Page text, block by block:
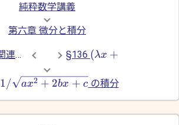
純粋数学講義
第六章 微分と積分
§134 円錐曲線で関連付いた変数の積分 §136 (λx +
1/ ax2 + 2bx + c の積分